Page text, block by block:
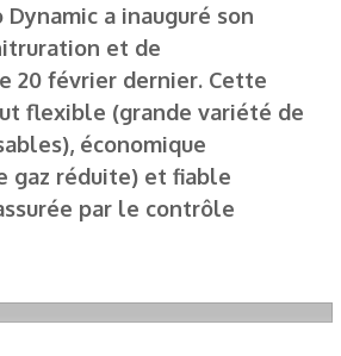
a inauguré son
et de
20 février dernier. Cette
flexible (grande variété de
économique
gaz réduite) et fiable
par le contrôle